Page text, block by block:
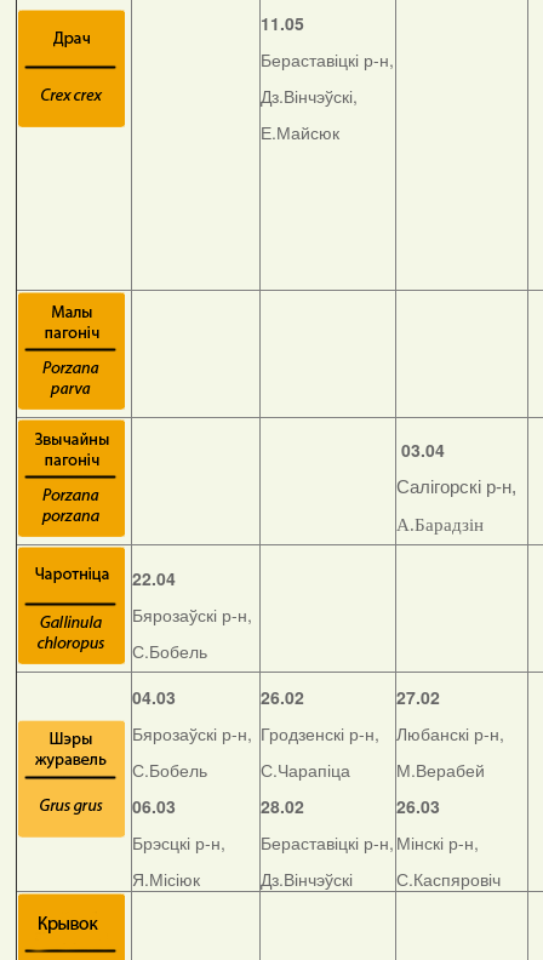
11.05
Бераставіцкі р-н,
Дз.Вінчэўскі,
Е.Майсюк
03.04
Салігорскі р-н,
А.Барадзін
22.04
Бярозаўскі р-н,
С.Бобель
04.03
Бярозаўскі р-н,
С.Бобель
06.03
Брэсцкі р-н,
Я.Місіюк
26.02
Гродзенскі р-н,
С.Чарапіца
28.02
Бераставіцкі р-н,
Дз.Вінчэўскі
27.02
Любанскі р-н,
М.Верабей
26.03
Мінскі р-н,
С.Каспяровіч